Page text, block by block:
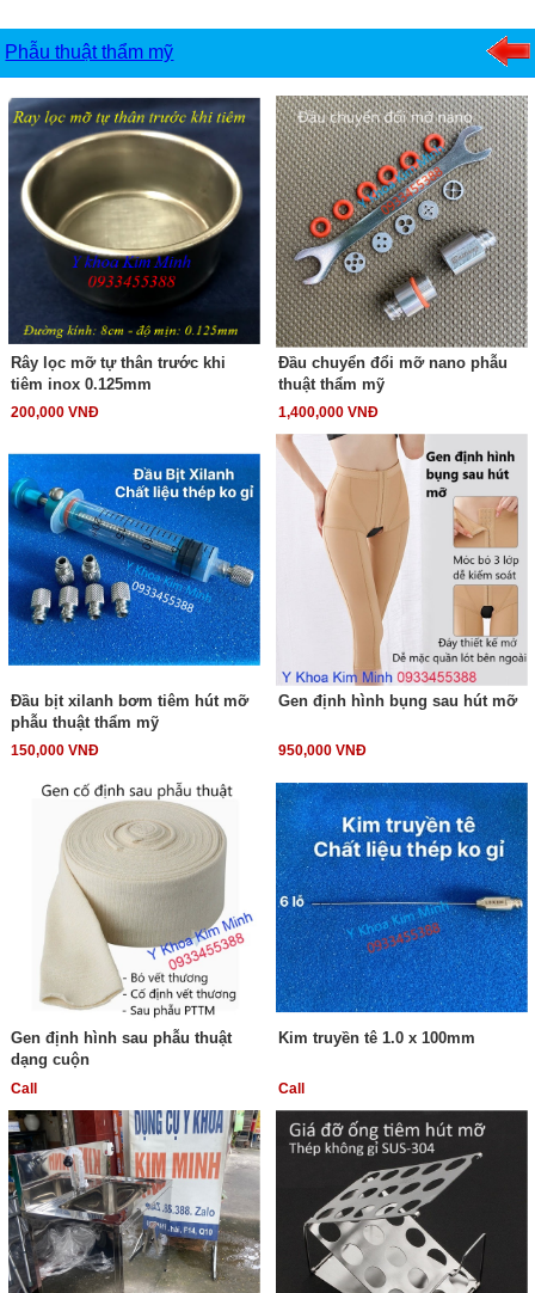
Phẫu thuật thẩm mỹ
Rây lọc mỡ tự thân trước khi
tiêm inox 0.125mm
200,000 VNĐ
Đầu chuyển đổi mỡ nano phẫu
thuật thẩm mỹ
1,400,000 VNĐ
Đầu bịt xilanh bơm tiêm hút mỡ
phẫu thuật thẩm mỹ
150,000 VNĐ
Gen định hình bụng sau hút mỡ
950,000 VNĐ
Gen định hình sau phẫu thuật
dạng cuộn
Call
Kim truyền tê 1.0 x 100mm
Call